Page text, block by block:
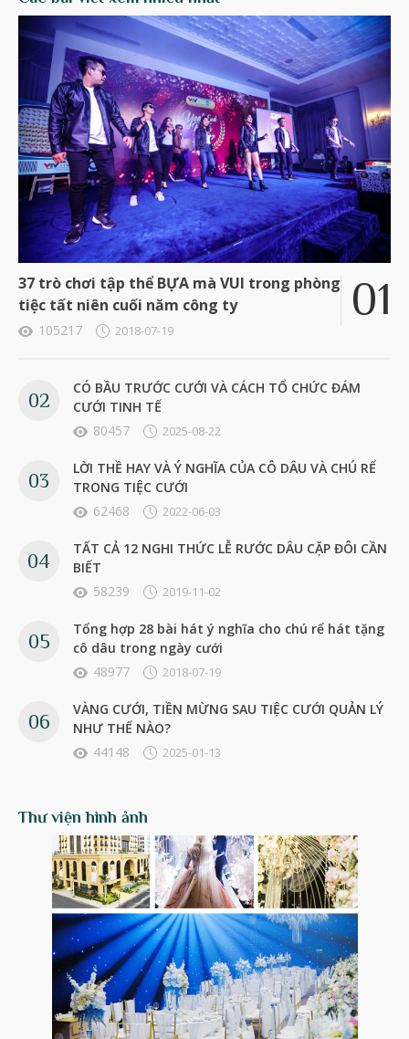
37 trò chơi tập thể BỰA mà VUI trong phòng
tiệc tất niên cuối năm công ty
105217 2018-07-19
CÓ BẦU TRƯỚC CƯỚI VÀ CÁCH TỔ CHỨC ĐÁM
CƯỚI TINH TẾ
80457
2025-08-22
LỜI THỀ HAY VÀ Ý NGHĨA CỦA CÔ DÂU VÀ CHÚ RỂ
TRONG TIỆC CƯỚI
62468
2022-06-03
TẤT CẢ 12 NGHI THỨC LỄ RƯỚC DÂU CẶP ĐÔI CẦN
BIẾT
58239
2019-11-02
Tổng hợp 28 bài hát ý nghĩa cho chú rể hát tặng
cô dâu trong ngày cưới
48977
2018-07-19
VÀNG CƯỚI, TIỀN MỪNG SAU TIỆC CƯỚI QUẢN LÝ
NHƯ THẾ NÀO?
44148
2025-01-13
Thư viện hình ảnh